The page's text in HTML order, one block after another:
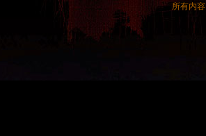
所有内